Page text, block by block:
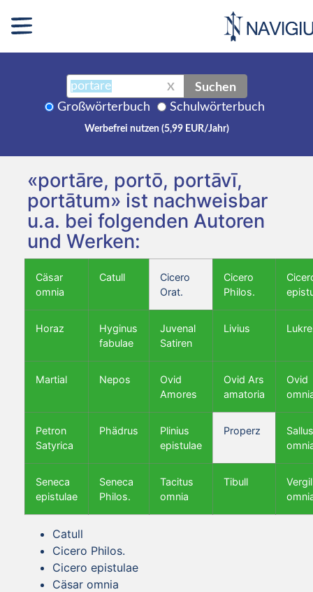
X Suchen
Großwörterbuch Schulwörterbuch
Werbefrei nutzen (5,99 EUR/Jahr)
«portāre, portō, portāvī,
portātum» ist nachweisbar
u.a. bei folgenden Autoren
und Werken:
Cäsar
omnia
Catull
Cicero
Orat.
Cicero
Philos.
Horaz
Hyginus
fabulae
Juvenal
Satiren
Livius
Martial Nepos
Ovid
Amores
Ovid Ars
amatoria
Ovid
Petron
Satyrica
Phädrus
Plinius
epistulae
Properz
Seneca
epistulae
Seneca
Philos.
Tacitus
omnia
Tibull
Vergil
Catull
Cicero Philos.
Cicero epistulae
Cäsar omnia